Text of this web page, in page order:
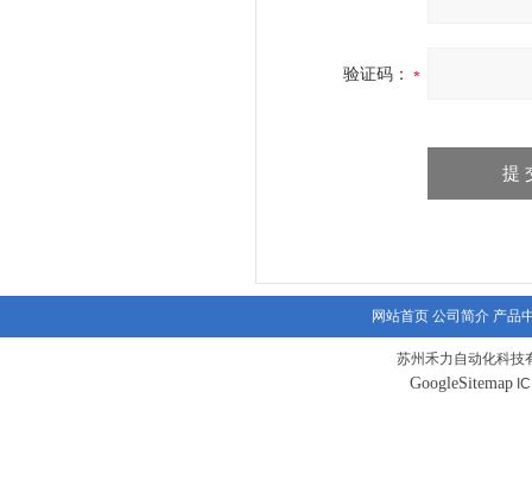
验证码：
网站首页 公司简介 产品
苏州禾力自动化科技
GoogleSitemap